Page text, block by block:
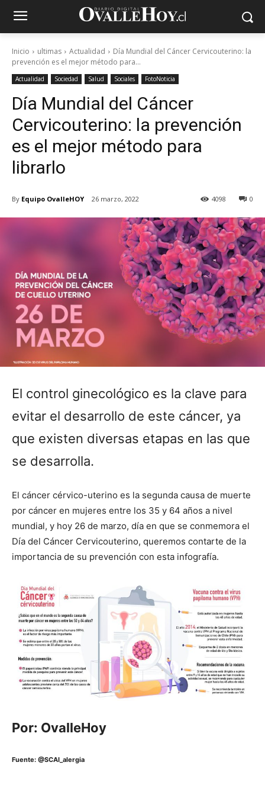
Inicio ultimas Actualidad
Día Mundial del Cáncer Cervicouterino: la
prevención es el mejor método para...
Actualidad Sociedad Salud Sociales FotoNoticia
Día Mundial del Cáncer
Cervicouterino: la prevención
es el mejor método para
librarlo
By Equipo OvalleHOY 26 marzo, 2022 0
4098
El control ginecológico es la clave para
evitar el desarrollo de este cáncer, ya
que existen diversas etapas en las que
se desarrolla.
El cáncer cérvico-uterino es la segunda causa de muerte
por cáncer en mujeres entre los 35 y 64 años a nivel
mundial, y hoy 26 de marzo, día en que se conmemora el
Día del Cáncer Cervicouterino, queremos contarte de la
importancia de su prevención con esta infografía.
Por: OvalleHoy
Fuente: @SCAI_alergia